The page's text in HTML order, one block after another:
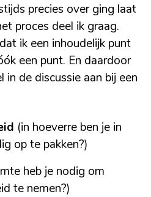
precies over ging laat
proces deel ik graag.
ik een inhoudelijk punt
een punt. En daardoor
de discussie aan bij een
(in hoeverre ben je in
op te pakken?)
heb je nodig om
te nemen?)